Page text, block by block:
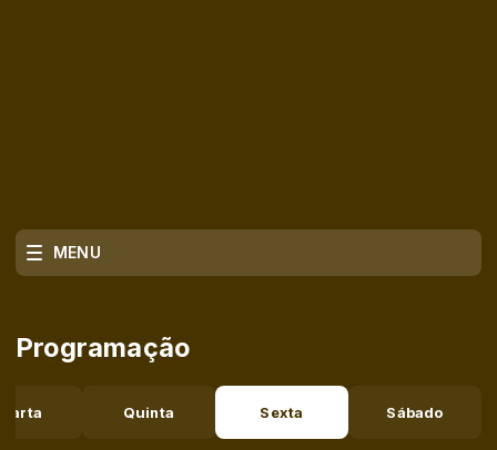
MENU
Programação
Quinta Sexta Sábado